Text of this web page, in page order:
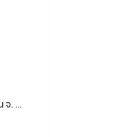
จ. ...